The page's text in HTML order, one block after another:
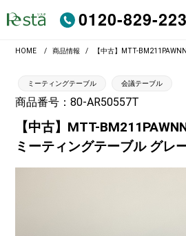
0120-829-223
HOME 商品情報 【中古】MTT-BM211PAWNN
ミーティングテーブル 会議テーブル
商品番号：80-AR50557T
【中古】MTT-
ミーティングテーブル グレ